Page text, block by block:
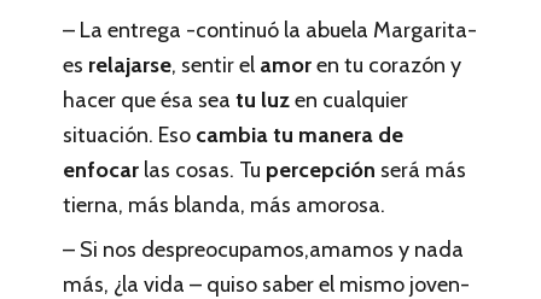
– La entrega -continuó la abuela Margarita-
es relajarse, sentir el amoren tu corazón y
hacer que ésa sea tu luzen cualquier
situación. Eso cambia tu manera de
enfocar las cosas. Tu percepción será más
tierna, más blanda, más amorosa.
– Si nos despreocupamos,amamos y nada
más, ¿la vida – quiso saber el mismo joven-